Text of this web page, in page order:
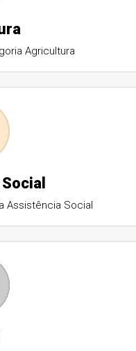
Agricultura
Assistência Social